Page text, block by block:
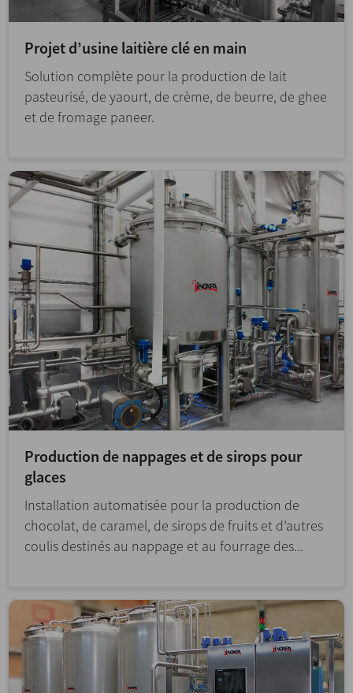
Projet d’usine laitière clé en main
Solution complète pour la production de lait
pasteurisé, de yaourt, de crème, de beurre, de ghee
et de fromage paneer.
Production de nappages et de sirops pour
glaces
Installation automatisée pour la production de
chocolat, de caramel, de sirops de fruits et d’autres
coulis destinés au nappage et au fourrage des...